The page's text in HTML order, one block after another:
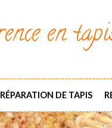
en
RÉPARATION DE TAPIS